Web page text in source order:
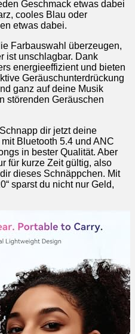
Geschmack etwas dabei
cooles Blau oder
etwas dabei.
Farbauswahl überzeugen,
ist unschlagbar. Dank
energieeffizient und bieten
Geräuschunterdrückung
ganz auf deine Musik
störenden Geräuschen
dir jetzt deine
Bluetooth 5.4 und ANC
in bester Qualität. Aber
für kurze Zeit gültig, also
dieses Schnäppchen. Mit
sparst du nicht nur Geld,